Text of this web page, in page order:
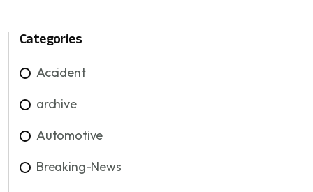
Categories
Accident
archive
Automotive
Breaking-News